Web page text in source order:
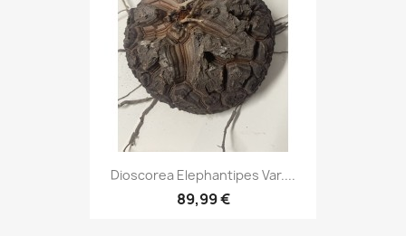
Dioscorea Elephantipes Var....
89,99 €